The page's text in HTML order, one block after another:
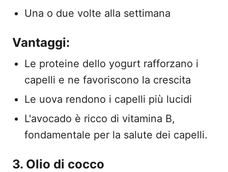
Una o due volte alla settimana
Vantaggi:
Le proteine dello yogurt rafforzano i
capelli e ne favoriscono la crescita
Le uova rendono i capelli più lucidi
L'avocado è ricco di vitamina B,
fondamentale per la salute dei capelli.
3. Olio di cocco